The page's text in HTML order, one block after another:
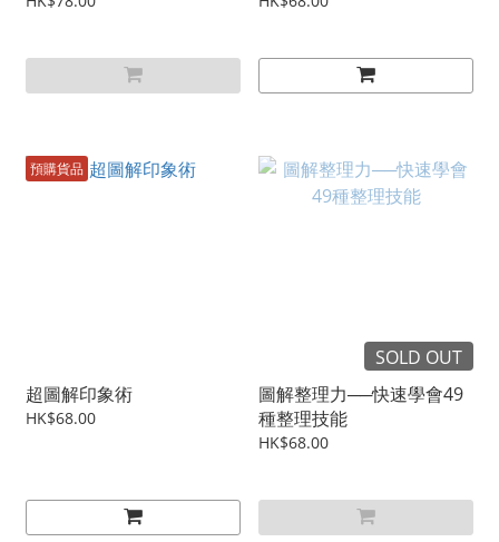
預購貨品
超圖解印象術
HK$68.00
SOLD OUT
圖解整理力──快速學會49
種整理技能
HK$68.00